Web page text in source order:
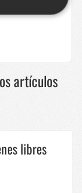
artículos
libres